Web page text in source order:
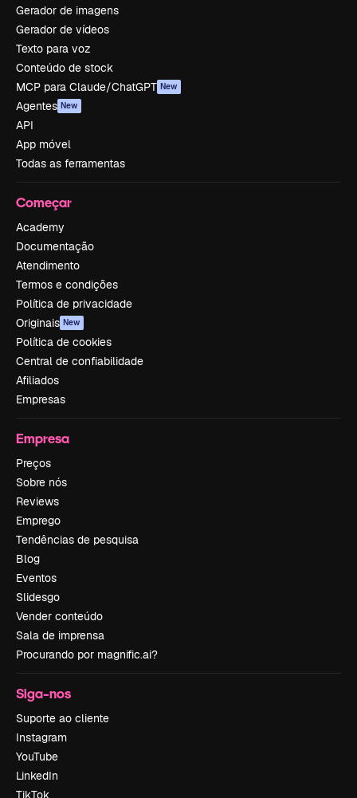
Gerador de imagens
Gerador de vídeos
Texto para voz
Conteúdo de stock
MCP para Claude/ChatGPT New
Agentes New
API
App móvel
Todas as ferramentas
Começar
Academy
Documentação
Atendimento
Termos e condições
Política de privacidade
Originais New
Política de cookies
Central de confiabilidade
Afiliados
Empresas
Empresa
Preços
Sobre nós
Reviews
Emprego
Tendências de pesquisa
Blog
Eventos
Slidesgo
Vender conteúdo
Sala de imprensa
Procurando por magnific.ai?
Siga-nos
Suporte ao cliente
Instagram
YouTube
LinkedIn
TikTok